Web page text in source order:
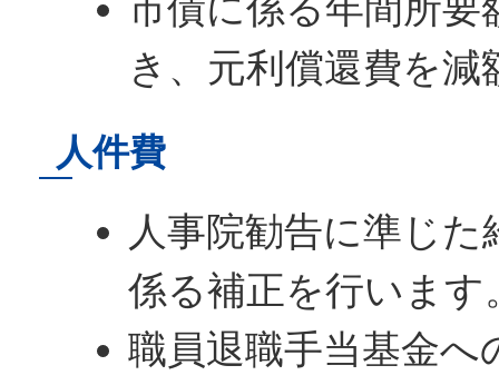
き、元利償還費を
人件費
人事院勧告に準じ
係る補正を行います
職員退職手当基金へ